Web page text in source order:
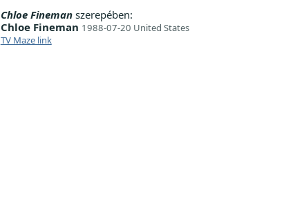
Chloe Finemanszerepében:
Chloe Fineman 1988-07-20 United States
TV Maze link